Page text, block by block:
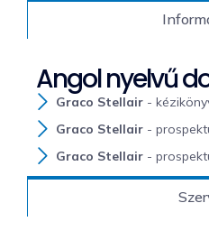
Angol nyelvű
Graco Stellair-
Graco Stellair-
Graco Stellair-